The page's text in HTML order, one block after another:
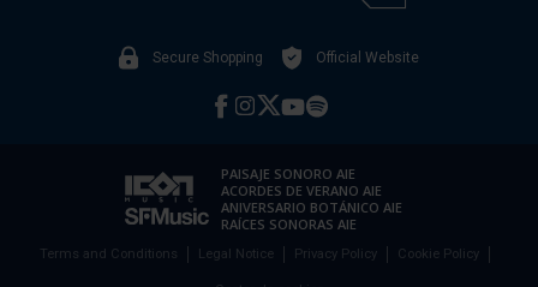
Secure Shopping Official Website
PAISAJE SONORO AIE
ACORDES DE VERANO AIE
ANIVERSARIO BOTÁNICO AIE
RAÍCES SONORAS AIE
Terms and Conditions Legal Notice Privacy Policy Cookie Policy